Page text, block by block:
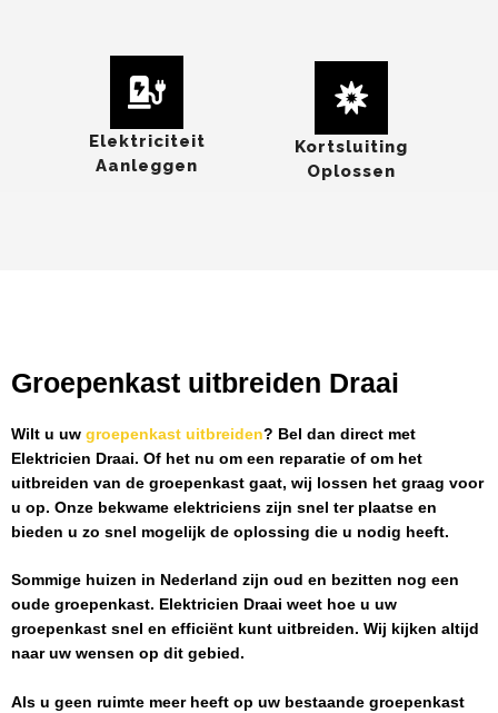
Elektriciteit
Aanleggen
Kortsluiting
Oplossen
Groepenkast uitbreiden Draai
Wilt u uw groepenkast uitbreiden? Bel dan direct met
Elektricien Draai. Of het nu om een reparatie of om het
uitbreiden van de groepenkast gaat, wij lossen het graag voor
u op. Onze bekwame elektriciens zijn snel ter plaatse en
bieden u zo snel mogelijk de oplossing die u nodig heeft.
Sommige huizen in Nederland zijn oud en bezitten nog een
oude groepenkast. Elektricien Draai weet hoe u uw
groepenkast snel en efficiënt kunt uitbreiden. Wij kijken altijd
naar uw wensen op dit gebied.
Als u geen ruimte meer heeft op uw bestaande groepenkast